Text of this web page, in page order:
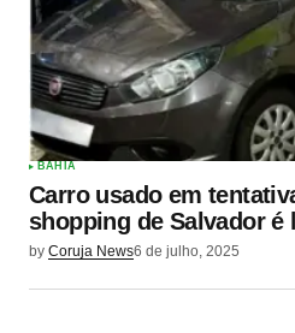
BAHIA
Carro usado em
shopping de Salvador é
by Coruja News6 de julho, 2025